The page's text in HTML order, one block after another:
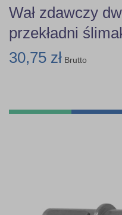
Wał zdawczy
przekładni
30,75 zł Brutto